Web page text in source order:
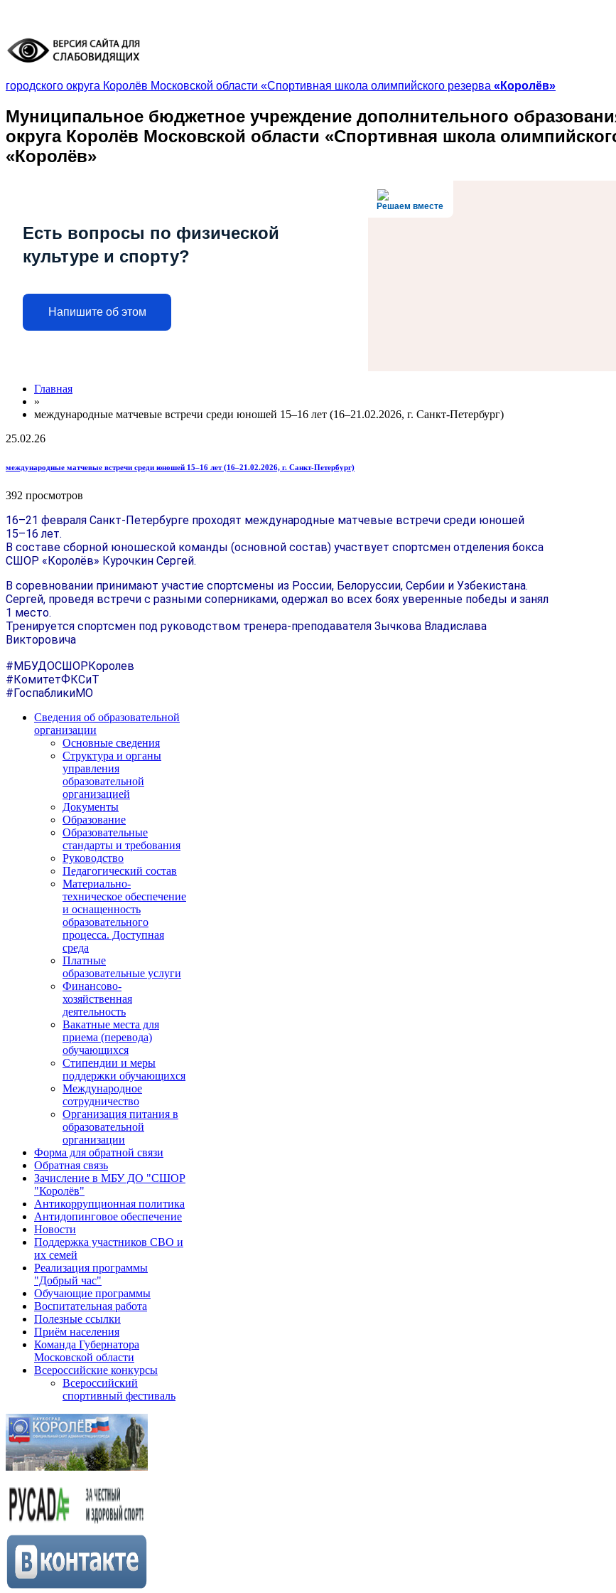
городского округа Королёв Московской области «Спортивная школа олимпийского резерва «Королёв»
Муниципальное бюджетное учреждение дополнительного
округа Королёв Московской области «Спортивная школа
«Королёв»
Решаем вместе
Есть вопросы по физической
культуре и спорту?
Напишите об этом
Главная
»
международные матчевые встречи среди юношей 15–16 лет (16–21.02.2026, г. Санкт-Петербург)
25.02.26
международные матчевые встречи среди юношей 15–16 лет (16–21.02.2026, г. Санкт-Петербург)
392 просмотров
16–21 февраля Санкт-Петербурге проходят международные матчевые встречи среди юношей
15–16 лет.
В составе сборной юношеской команды (основной состав) участвует спортсмен отделения бокса
СШОР «Королёв» Курочкин Сергей.
В соревновании принимают участие спортсмены из России, Белоруссии, Сербии и Узбекистана.
Сергей, проведя встречи с разными соперниками, одержал во всех боях уверенные победы и занял
1 место.
Тренируется спортсмен под руководством тренера-преподавателя Зычкова Владислава
Викторовича
#МБУДОСШОРКоролев
#КомитетФКСиТ
#ГоспабликиМО
Сведения об образовательной
организации
Основные сведения
Структура и органы
управления
образовательной
организацией
Документы
Образование
Образовательные
стандарты и требования
Руководство
Педагогический состав
Материально-
техническое обеспечение
и оснащенность
образовательного
процесса. Доступная
среда
Платные
образовательные услуги
Финансово-
хозяйственная
деятельность
Вакатные места для
приема (перевода)
обучающихся
Стипендии и меры
поддержки обучающихся
Международное
сотрудничество
Организация питания в
образовательной
организации
Форма для обратной связи
Обратная связь
Зачисление в МБУ ДО "СШОР
"Королёв"
Антикоррупционная политика
Антидопинговое обеспечение
Новости
Поддержка участников СВО и
их семей
Реализация программы
"Добрый час"
Обучающие программы
Воспитательная работа
Полезные ссылки
Приём населения
Команда Губернатора
Московской области
Всероссийские конкурсы
Всероссийский
спортивный фестиваль